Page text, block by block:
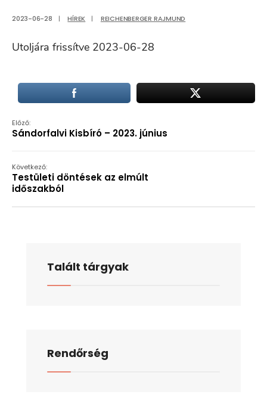
2023-06-28 | HÍREK | REICHENBERGER RAJMUND
Utoljára frissítve 2023-06-28
Előző:
Sándorfalvi Kisbíró – 2023. június
Következő:
Testületi döntések az elmúlt
időszakból
Talált tárgyak
Rendőrség